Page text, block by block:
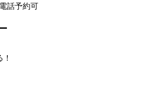
電話予約可